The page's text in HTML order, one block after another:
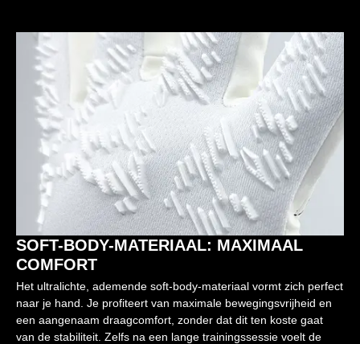
SOFT-BODY-MATERIAAL: MAXIMAAL
COMFORT
Het ultralichte, ademende soft-body-materiaal vormt zich perfect
naar je hand. Je profiteert van maximale bewegingsvrijheid en
een aangenaam draagcomfort, zonder dat dit ten koste gaat
van de stabiliteit. Zelfs na een lange trainingssessie voelt de